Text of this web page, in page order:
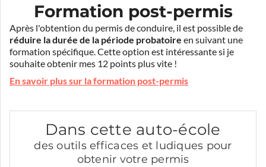
Formation post-permis
Après l'obtention du permis de conduire, il est possible de
réduire la durée de la période probatoire en suivant une
formation spécifique. Cette option est intéressante si je
souhaite obtenir mes 12 points plus vite !
En savoir plus sur la formation post-permis
Dans cette auto-école
des outils efficaces et ludiques pour
obtenir votre permis